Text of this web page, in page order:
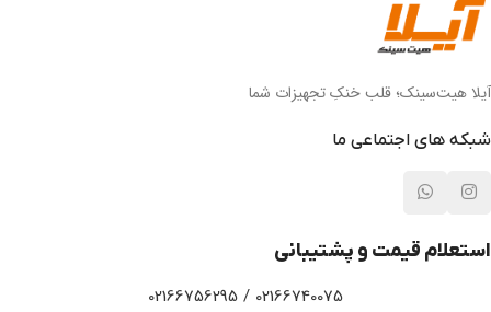
آیلا هیت‌سینک؛ قلب خنکِ تجهیزات شما
شبکه های اجتماعی ما
استعلام قیمت و پشتیبانی
02166740075 / 02166756295